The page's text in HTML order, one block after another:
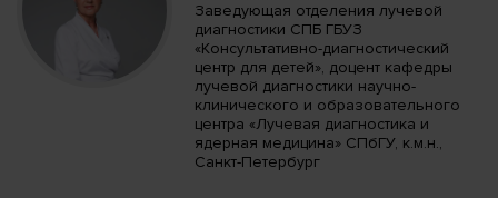
Заведующая отделения лучевой
диагностики СПБ ГБУЗ
«Консультативно-диагностический
центр для детей», доцент кафедры
лучевой диагностики научно-
клинического и образовательного
центра «Лучевая диагностика и
ядерная медицина» СПбГУ, к.м.н.,
Санкт-Петербург